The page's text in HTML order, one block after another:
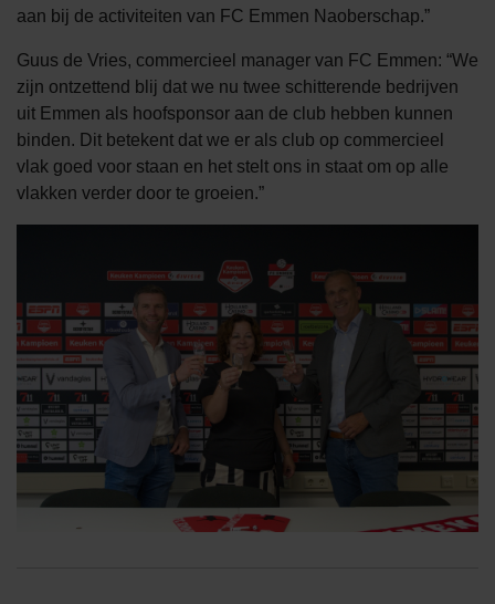
aan bij de activiteiten van FC Emmen Naoberschap.”
Guus de Vries, commercieel manager van FC Emmen: “We
zijn ontzettend blij dat we nu twee schitterende bedrijven
uit Emmen als hoofsponsor aan de club hebben kunnen
binden. Dit betekent dat we er als club op commercieel
vlak goed voor staan en het stelt ons in staat om op alle
vlakken verder door te groeien.”